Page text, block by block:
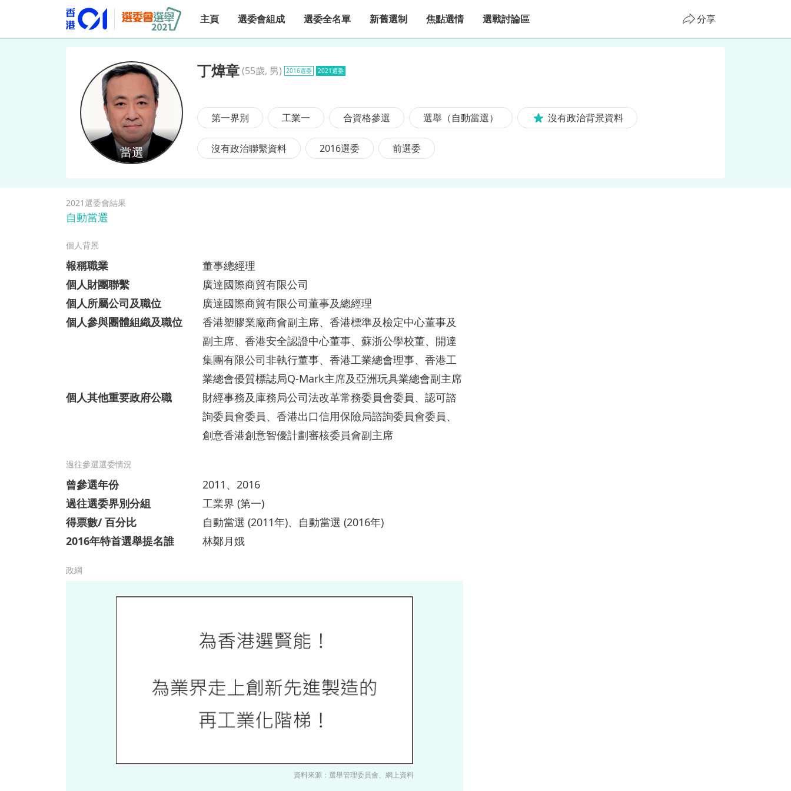
主頁 選委會組成 選委全名單 新舊選制 焦點選情 選戰討論區 分享
丁煒章
丁煒章(55歲, 男) 2016選委 2021選委
第一界別 工業一 合資格參選 選舉（自動當選） 沒有政治背景資料
沒有政治聯繫資料 2016選委 前選委
2021選委會結果
自動當選
個人背景
報稱職業
董事總經理
個人財團聯繫
廣達國際商貿有限公司
個人所屬公司及職位
廣達國際商貿有限公司董事及總經理
個人參與團體組織及職位
香港塑膠業廠商會副主席、香港標準及檢定中心董事及
副主席、香港安全認證中心董事、蘇浙公學校董、開達
集團有限公司非執行董事、香港工業總會理事、香港工
業總會優質標誌局Q-Mark主席及亞洲玩具業總會副主席
個人其他重要政府公職
財經事務及庫務局公司法改革常務委員會委員、認可諮
詢委員會委員、香港出口信用保險局諮詢委員會委員、
創意香港創意智優計劃審核委員會副主席
過往參選選委情況
曾參選年份
2011、2016
過往選委界別分組
工業界 (第一)
得票數/ 百分比
自動當選 (2011年)、自動當選 (2016年)
2016年特首選舉提名誰
林鄭月娥
政綱
資料來源：選舉管理委員會、網上資料